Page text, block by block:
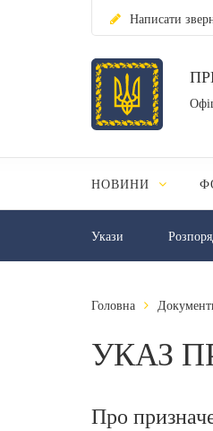
Написати
НОВИНИ
Укази
Головна
УКАЗ
Про